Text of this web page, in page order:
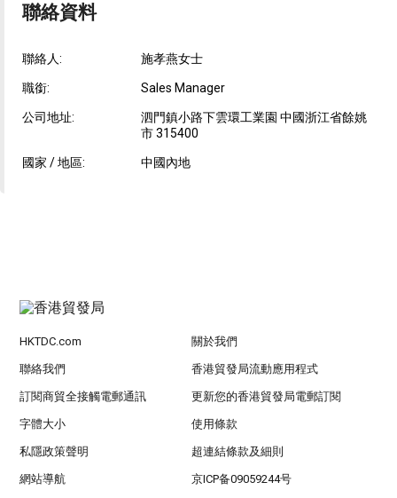
聯絡資料
聯絡人: 施孝燕女士
職銜: Sales Manager
公司地址:
泗門鎮小路下雲環工業園 中國浙江省餘姚
市 315400
國家 / 地區: 中國內地
HKTDC.com 關於我們
聯絡我們 香港貿發局流動應用程式
訂閱商貿全接觸電郵通訊 更新您的香港貿發局電郵訂閱
字體大小 使用條款
私隱政策聲明 超連結條款及細則
網站導航 京ICP备09059244号